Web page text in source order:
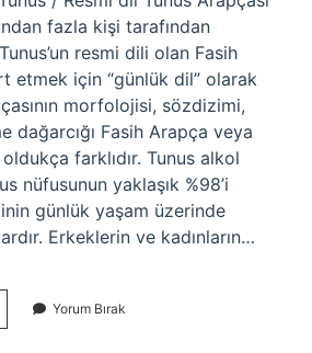
fazla kişi tarafından
resmi dili olan Fasih
etmek için “günlük dil” olarak
morfolojisi, sözdizimi,
dağarcığı Fasih Arapça veya
farklıdır. Tunus alkol
nüfusunun yaklaşık %98’i
günlük yaşam üzerinde
Erkeklerin ve kadınların…
Yorum Bırak